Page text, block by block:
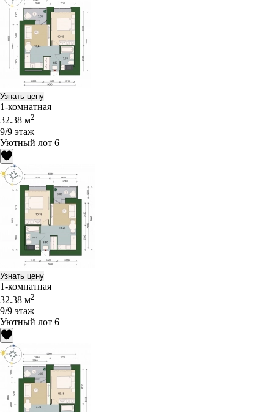
Узнать цену
1-комнатная
32.38 м2
9/9 этаж
Уютный лот 6
Узнать цену
1-комнатная
32.38 м2
9/9 этаж
Уютный лот 6